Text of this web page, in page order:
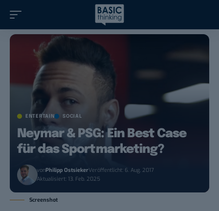
ENTERTAIN SOCIAL
Neymar & PSG: Ein Best Case
für das Sportmarketing?
vonPhilipp OstsiekerVeröffentlicht: 6. Aug. 2017
Aktualisiert: 13. Feb. 2025
Screenshot